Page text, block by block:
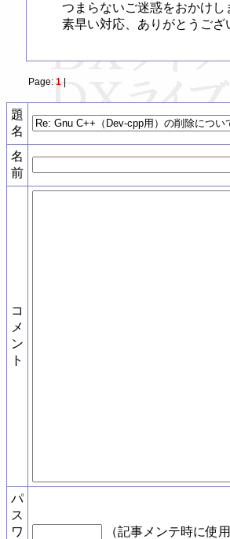
つまらないご迷惑をおかけし
Page: 1|
題
名
名
前
コ
メ
ン
ト
パ
ス
ワ
（記事メンテ時に使用